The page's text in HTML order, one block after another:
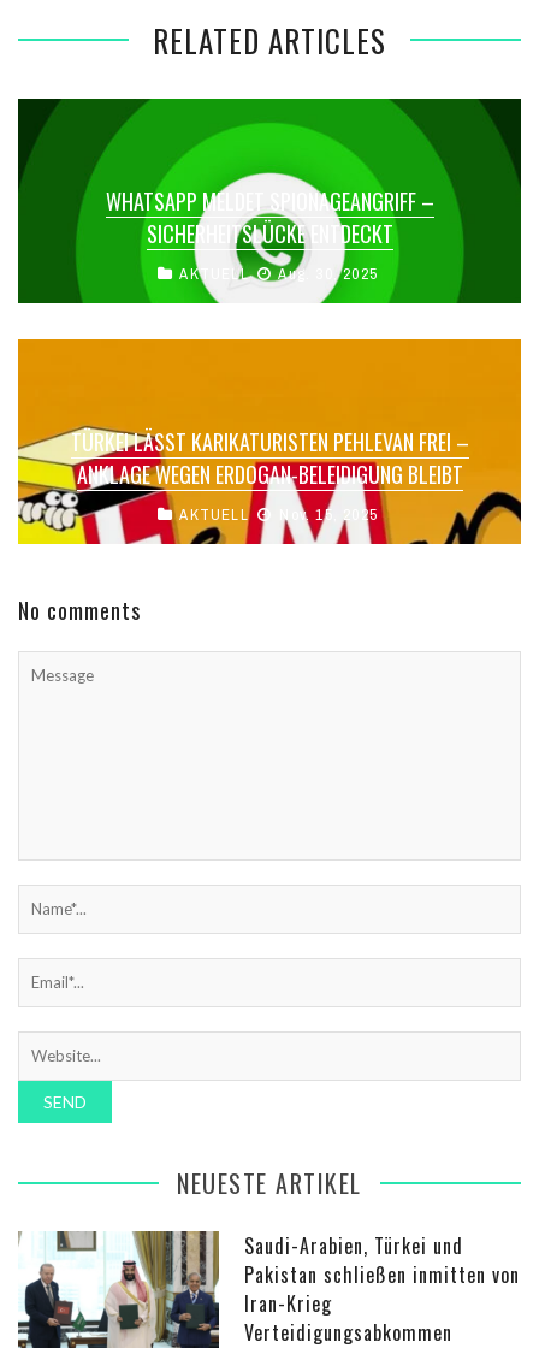
RELATED ARTICLES
WHATSAPP MELDET SPIONAGEANGRIFF –
SICHERHEITSLÜCKE ENTDECKT
AKTUELL Aug. 30, 2025
TÜRKEI LÄSST KARIKATURISTEN PEHLEVAN FREI –
ANKLAGE WEGEN ERDOGAN-BELEIDIGUNG BLEIBT
AKTUELL Nov. 15, 2025
No comments
NEUESTE ARTIKEL
Saudi-Arabien, Türkei und
Pakistan schließen inmitten von
Iran-Krieg
Verteidigungsabkommen